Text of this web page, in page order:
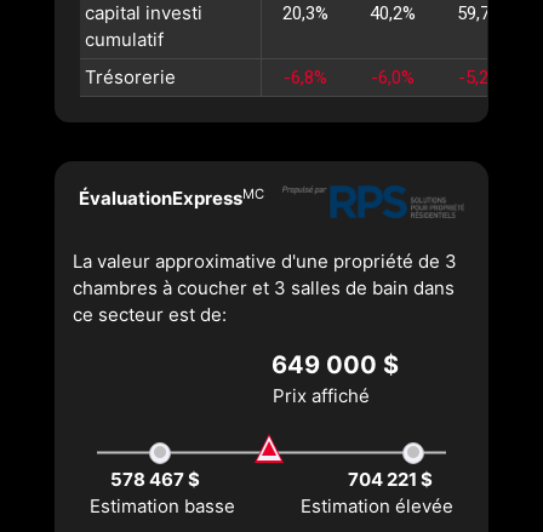
capital investi
cumulatif
20,3% 40,2% 59,7%
Trésorerie -6,8% -6,0% -5,2%
ÉvaluationExpressMC
La valeur approximative d'une propriété de 3
chambres à coucher et 3 salles de bain dans
ce secteur est de:
649 000 $
Prix affiché
578 467 $
704 221 $
Estimation basse
Estimation élevée